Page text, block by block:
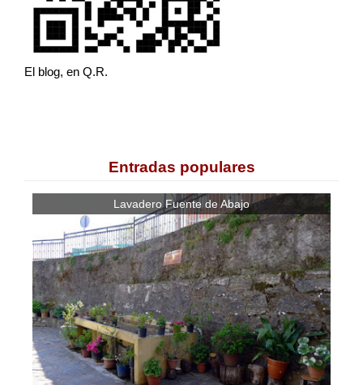
El blog, en Q.R.
Entradas populares
Lavadero Fuente de Abajo